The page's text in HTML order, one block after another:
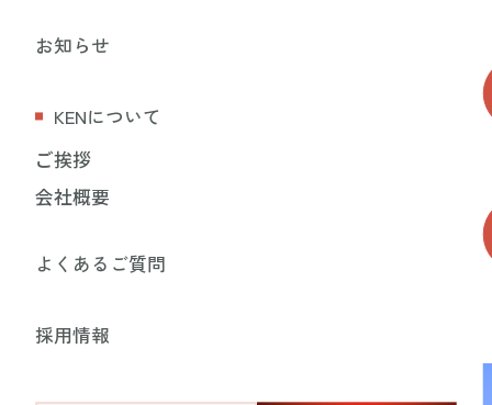
お知らせ
KENについて
ご挨拶
会社概要
よくあるご質問
採用情報